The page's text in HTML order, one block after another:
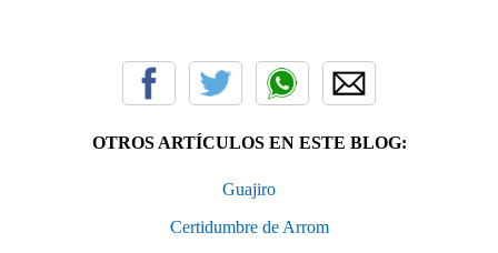
OTROS ARTÍCULOS EN ESTE BLOG:
Guajiro
Certidumbre de Arrom